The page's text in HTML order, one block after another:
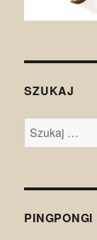
SZUKAJ
Szukaj:
PINGPONGI